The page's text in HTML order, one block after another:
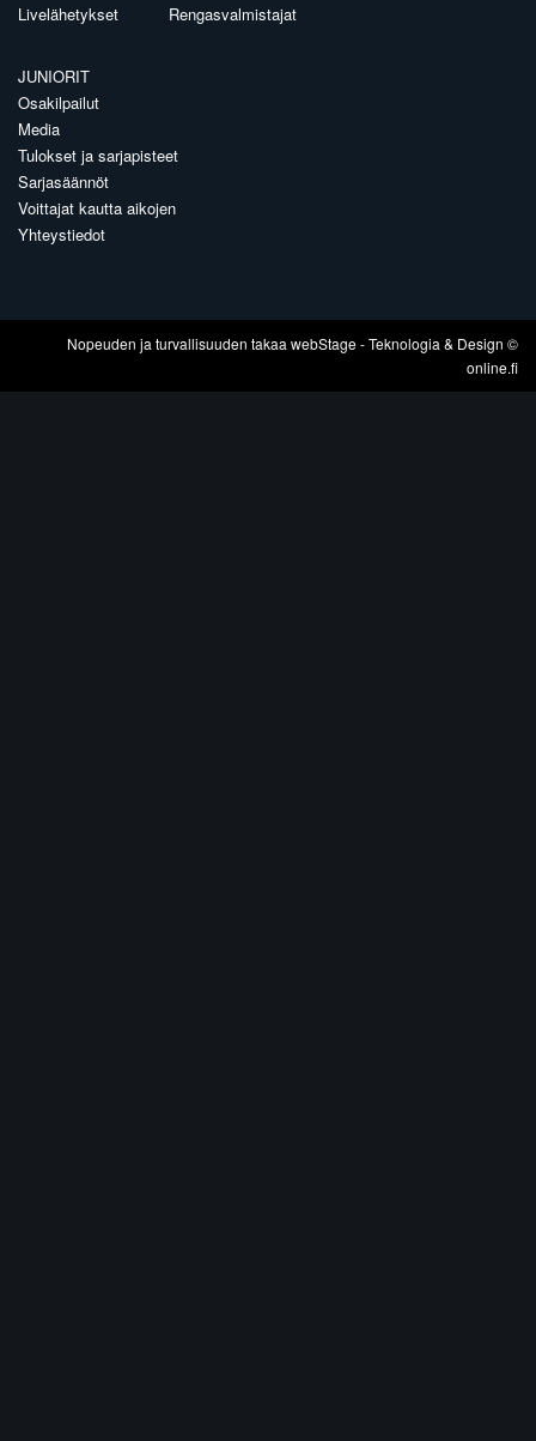
Livelähetykset
Rengasvalmistajat
JUNIORIT
Osakilpailut
Media
Tulokset ja sarjapisteet
Sarjasäännöt
Voittajat kautta aikojen
Yhteystiedot
Nopeuden ja turvallisuuden takaa webStage- Teknologia & Design ©
online.fi